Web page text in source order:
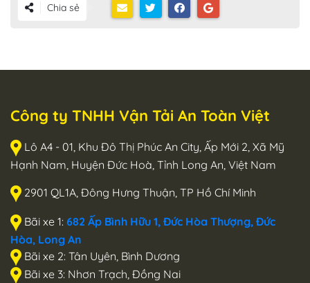
Chia sẻ
Công ty TNHH Vận Tải An Toàn Việt
Lô A4 - 01, Khu Đô Thị Phúc An City, Ấp Mới 2, Xã Mỹ
Hạnh Nam, Huyện Đức Hoà, Tỉnh Long An, Việt Nam
2901 QL1A, Đông Hưng Thuận, TP Hồ Chí Minh
Bãi xe 1: 682 Ấp Bình Hữu 1, Đức Hòa Thượng, Đức
Hòa, Long An
Bãi xe 2: Tân Uyên, Bình Dương
Bãi xe 3: Nhơn Trạch, Đồng Nai